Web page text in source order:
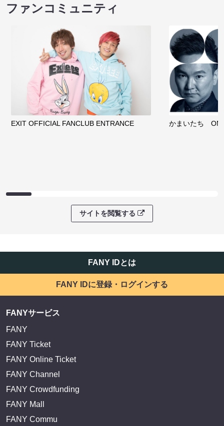
ファンコミュニティ
EXIT OFFICIAL FANCLUB ENTRANCE かまいたち
サイトを閲覧する
FANY IDとは
FANY IDに登録・ログインする
FANYサービス
FANY
FANY Ticket
FANY Online Ticket
FANY Channel
FANY Crowdfunding
FANY Mall
FANY Commu